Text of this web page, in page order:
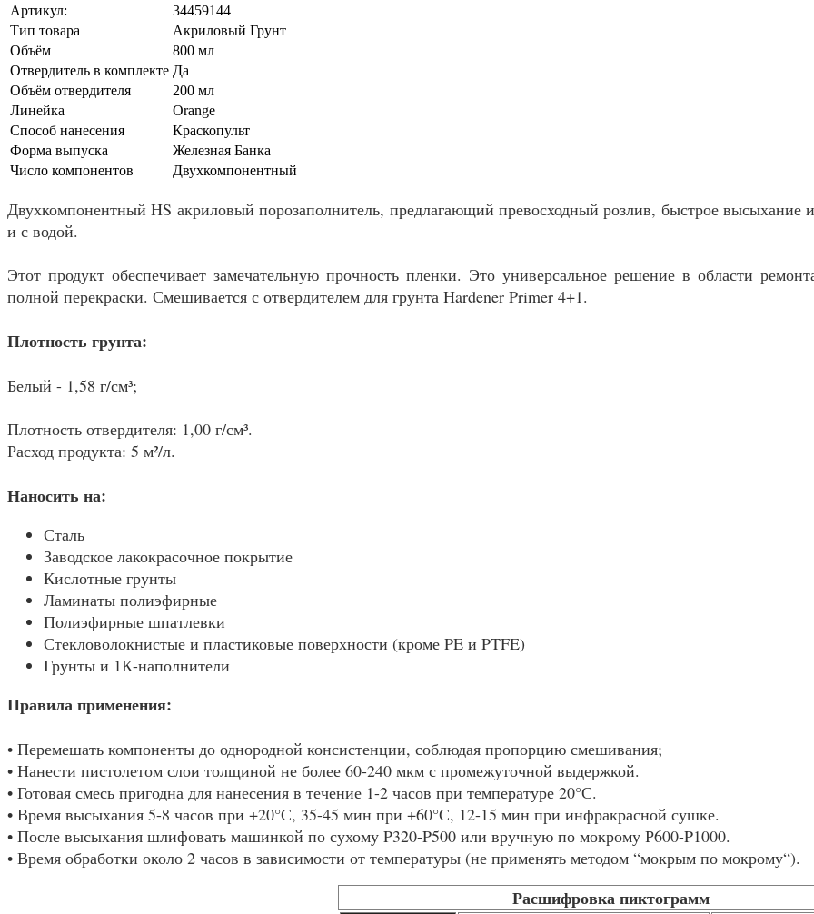
Артикул:
34459144
Тип товара
Акриловый Грунт
Объём
800 мл
Отвердитель в комплекте Да
Объём отвердителя
200 мл
Линейка
Orange
Способ нанесения
Краскопульт
Форма выпуска
Железная Банка
Число компонентов
Двухкомпонентный
Двухкомпонентный HS акриловый порозаполнитель, предлагающий превосходный розлив, быстрое высыхание
и с водой.
Этот продукт обеспечивает замечательную прочность пленки. Это универсальное решение в области
полной перекраски. Смешивается с отвердителем для грунта Hardener Primer 4+1.
Плотность грунта:
Белый - 1,58 г/см³;
Плотность отвердителя: 1,00 г/см³.
Расход продукта: 5 м²/л.
Наносить на:
Сталь
Заводское лакокрасочное покрытие
Кислотные грунты
Ламинаты полиэфирные
Полиэфирные шпатлевки
Стекловолокнистые и пластиковые поверхности (кроме PE и PTFE)
Грунты и 1К-наполнители
Правила применения:
• Перемешать компоненты до однородной консистенции, соблюдая пропорцию смешивания;
• Нанести пистолетом слои толщиной не более 60-240 мкм с промежуточной выдержкой.
• Готовая смесь пригодна для нанесения в течение 1-2 часов при температуре 20°С.
• Время высыхания 5-8 часов при +20°С, 35-45 мин при +60°С, 12-15 мин при инфракрасной сушке.
• После высыхания шлифовать машинкой по сухому P320-P500 или вручную по мокрому Р600-P1000.
• Время обработки около 2 часов в зависимости от температуры (не применять методом “мокрым по мокрому“).
Расшифровка пиктограмм